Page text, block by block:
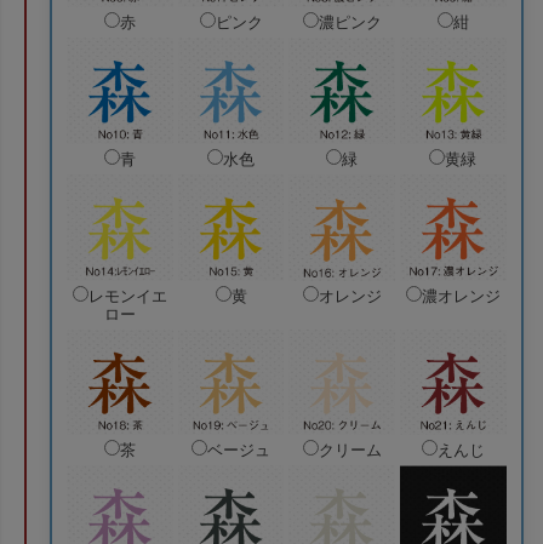
赤 ピンク 濃ピンク 紺
青 水色 緑 黄緑
レモンイエ
ロー
黄 オレンジ 濃オレンジ
茶 ベージュ クリーム えんじ